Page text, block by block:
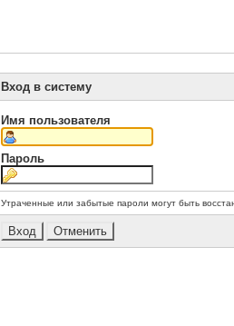
Вход в систему
Имя пользователя
Пароль
Утраченные или забытые пароли могут быть